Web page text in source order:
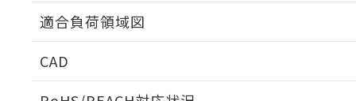
適合負荷領域図
CAD